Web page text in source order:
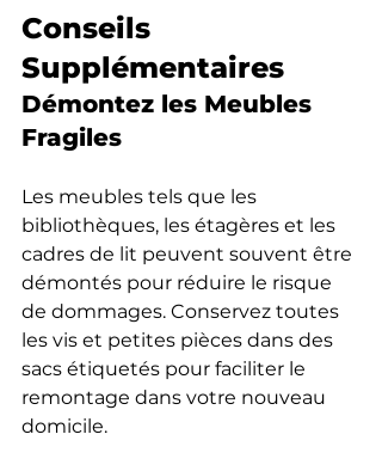
Conseils
Supplémentaires
Démontez les Meubles
Fragiles
Les meubles tels que les
bibliothèques, les étagères et les
cadres de lit peuvent souvent être
démontés pour réduire le risque
de dommages. Conservez toutes
les vis et petites pièces dans des
sacs étiquetés pour faciliter le
remontage dans votre nouveau
domicile.